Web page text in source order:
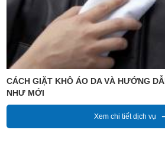
CÁCH GIẶT KHÔ ÁO DA VÀ HƯỚNG
NHƯ MỚI
Xem chi tiết dịch vụ